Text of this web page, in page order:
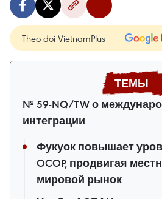
Theo dõi VietnamPlus
№ 59-NQ/TW о
интеграции
Фукуок повышает
OCOP, продвигая
мировой рынок